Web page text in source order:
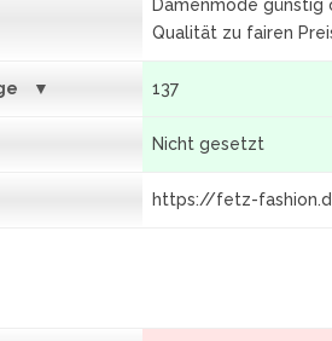
Damenmode günstig
Qualität zu fairen
137
Nicht gesetzt
https://fetz-